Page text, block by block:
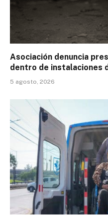
Asociación denuncia
dentro de instalaciones
5 agosto, 2026